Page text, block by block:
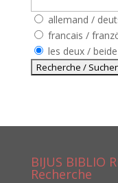
allemand /
francais /
les deux / beide
BIJUS BIBLIO
Recherche